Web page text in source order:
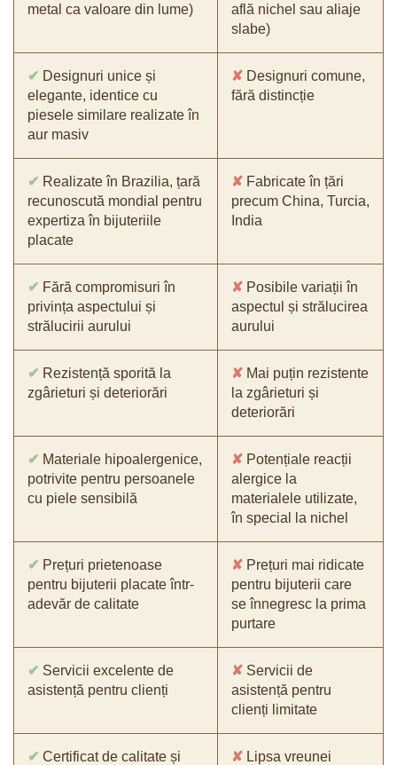
metal ca valoare din lume)
află nichel sau aliaje
slabe)
✔ Designuri unice și
elegante, identice cu
piesele similare realizate în
aur masiv
✘ Designuri comune,
fără distincție
✔ Realizate în Brazilia, țară
recunoscută mondial pentru
expertiza în bijuteriile
placate
✘ Fabricate în țări
precum China, Turcia,
India
✔ Fără compromisuri în
privința aspectului și
strălucirii aurului
✘ Posibile variații în
aspectul și strălucirea
aurului
✔ Rezistență sporită la
zgârieturi și deteriorări
✘ Mai puțin rezistente
la zgârieturi și
deteriorări
✔ Materiale hipoalergenice,
potrivite pentru persoanele
cu piele sensibilă
✘ Potențiale reacții
alergice la
materialele utilizate,
în special la nichel
✔ Prețuri prietenoase
pentru bijuterii placate într-
adevăr de calitate
✘ Prețuri mai ridicate
pentru bijuterii care
se înnegresc la prima
purtare
✔ Servicii excelente de
asistență pentru clienți
✘ Servicii de
asistență pentru
clienți limitate
✔ Certificat de calitate și
✘ Lipsa vreunei